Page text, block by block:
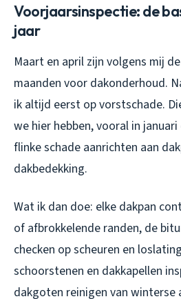
Voorjaarsinspectie: de
jaar
Maart en april zijn volgens mij
maanden voor dakonderhoud.
ik altijd eerst op vorstschade.
we hier hebben, vooral in
flinke schade aanrichten aan
dakbedekking.
Wat ik dan doe: elke dakpan
of afbrokkelende randen, de
checken op scheuren en
schoorstenen en dakkapellen
dakgoten reinigen van winterse